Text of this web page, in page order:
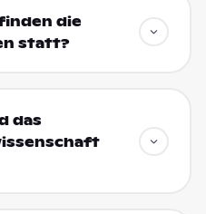
die
statt?
das